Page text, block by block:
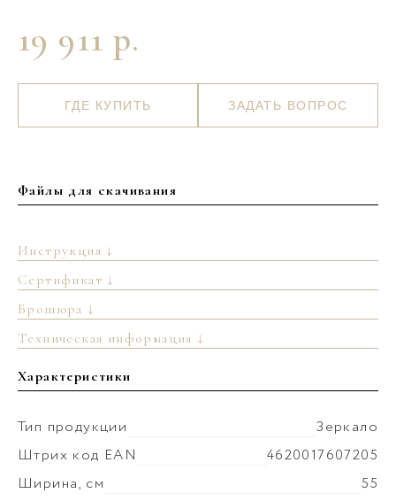
19 911 р.
ГДЕ КУПИТЬ ЗАДАТЬ ВОПРОС
Файлы для скачивания
Инструкция ↓
Сертификат ↓
Брошюра ↓
Техническая информация ↓
Характеристики
Тип продукции
Зеркало
Штрих код EAN
4620017607205
Ширина, см
55